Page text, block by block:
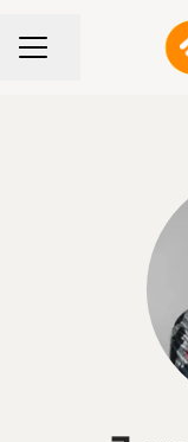
KARRIÄRMENY
Dela sidan